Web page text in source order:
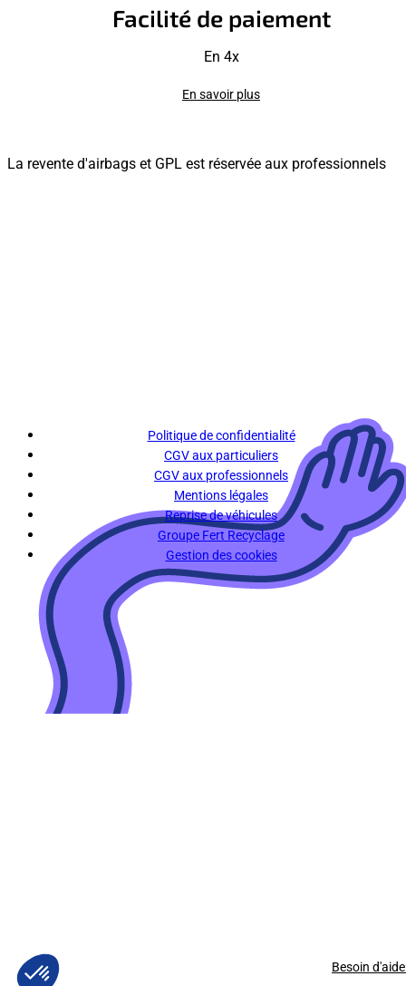
Facilité de paiement
En 4x
En savoir plus
La revente d'airbags et GPL est réservée aux professionnels
Politique de confidentialité
CGV aux particuliers
CGV aux professionnels
Mentions légales
Reprise de véhicules
Groupe Fert Recyclage
Gestion des cookies
Besoin